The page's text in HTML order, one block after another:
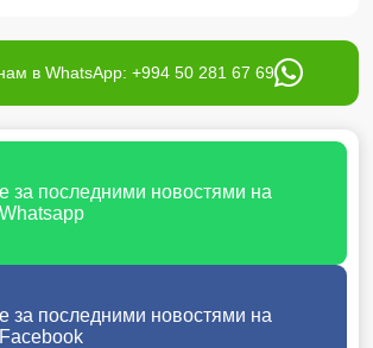
в WhatsApp: +994 50 281 67 69
за последними новостями на
за последними новостями на